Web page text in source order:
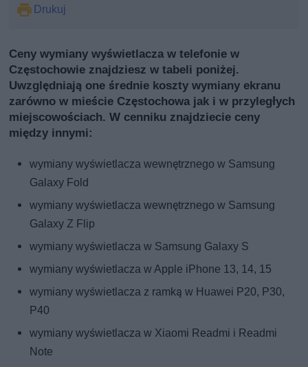
Drukuj
Ceny wymiany wyświetlacza w telefonie w
Częstochowie znajdziesz w tabeli poniżej.
Uwzględniają one średnie koszty wymiany ekranu
zarówno w mieście Częstochowa jak i w przyległych
miejscowościach. W cenniku znajdziecie ceny
między innymi:
wymiany wyświetlacza wewnętrznego w Samsung
Galaxy Fold
wymiany wyświetlacza wewnętrznego w Samsung
Galaxy Z Flip
wymiany wyświetlacza w Samsung Galaxy S
wymiany wyświetlacza w Apple iPhone 13, 14, 15
wymiany wyświetlacza z ramką w Huawei P20, P30,
P40
wymiany wyświetlacza w Xiaomi Readmi i Readmi
Note